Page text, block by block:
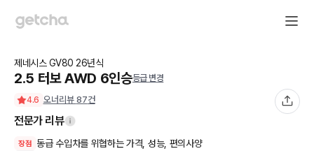
제네시스 GV80 26년식
2.5 터보 AWD 6인승등급 변경
4.6 오너리뷰 87건
전문가 리뷰
장점 동급 수입차를 위협하는 가격, 성능, 편의사양